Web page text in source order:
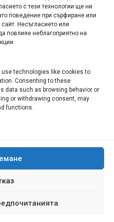
с тези технологии ще ни
поведение при сърфиране или
Несъгласието или
повлияе неблагоприятно на
use technologies like cookies to
Consenting to these
data such as browsing behavior or
or withdrawing consent, may
functions.
за изкуство
БИЗНЕС
В ЛОВЕЧ
Ловеч